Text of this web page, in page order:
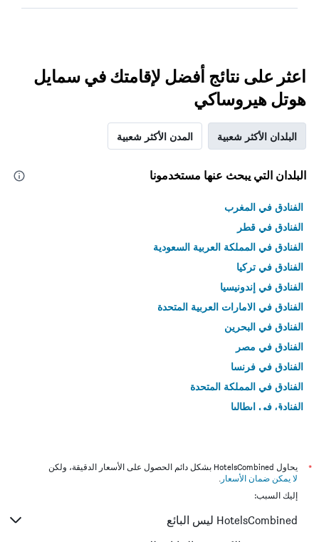
اعثر على نتائج أفضل لإقامتك في سمايل
هوتل هيروساكي
البلدان الأكثر شعبية المدن الأكثر شعبية
البلدان التي يبحث عنها مستخدمونا
الفنادق في المغرب
الفنادق في قطر
الفنادق في المملكة العربية السعودية
الفنادق في تركيا
الفنادق في إندونيسيا
الفنادق في الامارات العربية المتحدة
الفنادق في البحرين
الفنادق في مصر
الفنادق في فرنسا
الفنادق في المملكة المتحدة
الفنادق في إيطاليا
*
يحاول HotelsCombined بشكل دائم الحصول على الأسعار الدقيقة، ولكن
لا يمكن ضمان الأسعار .
إليك السبب:
HotelsCombined ليس البائع